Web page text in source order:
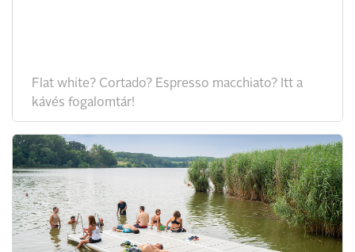
Flat white? Cortado? Espresso macchiato? Itt a
kávés fogalomtár!